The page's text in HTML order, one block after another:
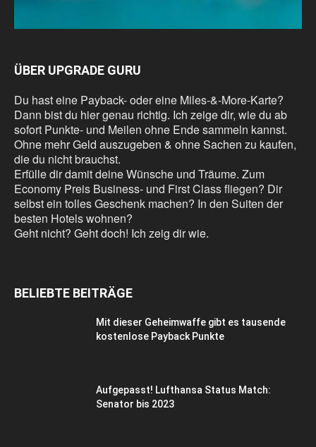
ÜBER UPGRADE GURU
Du hast eine Payback- oder eine Miles-&-More-Karte?
Dann bist du hier genau richtig. Ich zeige dir, wie du ab
sofort Punkte- und Meilen ohne Ende sammeln kannst.
Ohne mehr Geld auszugeben & ohne Sachen zu kaufen,
die du nicht brauchst.
Erfülle dir damit deine Wünsche und Träume. Zum
Economy Preis Business- und First Class fliegen? Dir
selbst ein tolles Geschenk machen? In den Suiten der
besten Hotels wohnen?
Geht nicht? Geht doch! Ich zeig dir wie.
BELIEBTE BEITRÄGE
Mit dieser Geheimwaffe gibt es tausende
kostenlose Payback Punkte
Aufgepasst! Lufthansa Status Match:
Senator bis 2023